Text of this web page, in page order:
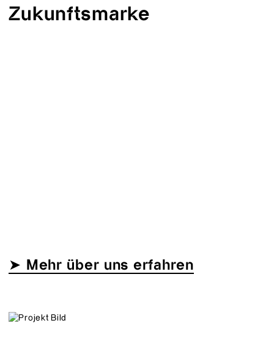
Zukunftsmarke
➤ Mehr über uns erfahren